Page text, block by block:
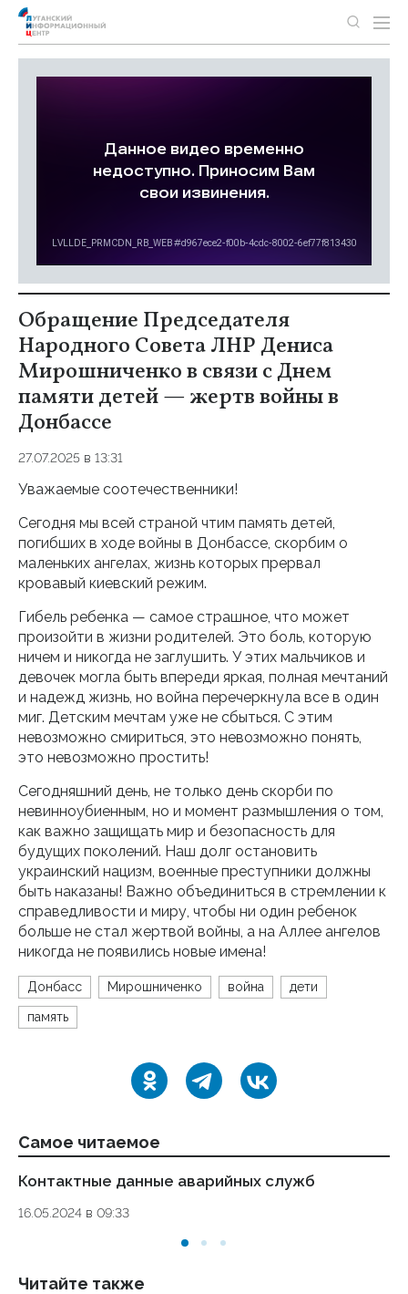
Обращение Председателя
Народного Совета ЛНР Дениса
Мирошниченко в связи с Днем
памяти детей — жертв войны в
Донбассе
27.07.2025 в 13:31
Уважаемые соотечественники!
Сегодня мы всей страной чтим память детей,
погибших в ходе войны в Донбассе, скорбим о
маленьких ангелах, жизнь которых прервал
кровавый киевский режим.
Гибель ребенка — самое страшное, что может
произойти в жизни родителей. Это боль, которую
ничем и никогда не заглушить. У этих мальчиков и
девочек могла быть впереди яркая, полная мечтаний
и надежд жизнь, но война перечеркнула все в один
миг. Детским мечтам уже не сбыться. С этим
невозможно смириться, это невозможно понять,
это невозможно простить!
Сегодняшний день, не только день скорби по
невинноубиенным, но и момент размышления о том,
как важно защищать мир и безопасность для
будущих поколений. Наш долг остановить
украинский нацизм, военные преступники должны
быть наказаны! Важно объединиться в стремлении к
справедливости и миру, чтобы ни один ребенок
больше не стал жертвой войны, а на Аллее ангелов
никогда не появились новые имена!
Донбасс Мирошниченко война дети
память
Самое читаемое
Контактные данные аварийных служб
16.05.2024 в 09:33
Читайте также